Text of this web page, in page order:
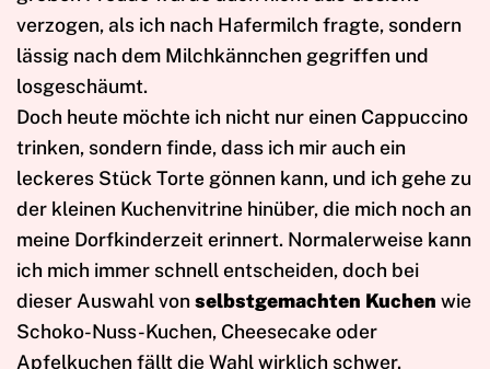
verzogen, als ich nach Hafermilch fragte, sondern
lässig nach dem Milchkännchen gegriffen und
losgeschäumt.
Doch heute möchte ich nicht nur einen Cappuccino
trinken, sondern finde, dass ich mir auch ein
leckeres Stück Torte gönnen kann, und ich gehe zu
der kleinen Kuchenvitrine hinüber, die mich noch an
meine Dorfkinderzeit erinnert. Normalerweise kann
ich mich immer schnell entscheiden, doch bei
dieser Auswahl vonselbstgemachten Kuchen wie
Schoko-Nuss-Kuchen, Cheesecake oder
Apfelkuchen fällt die Wahl wirklich schwer.